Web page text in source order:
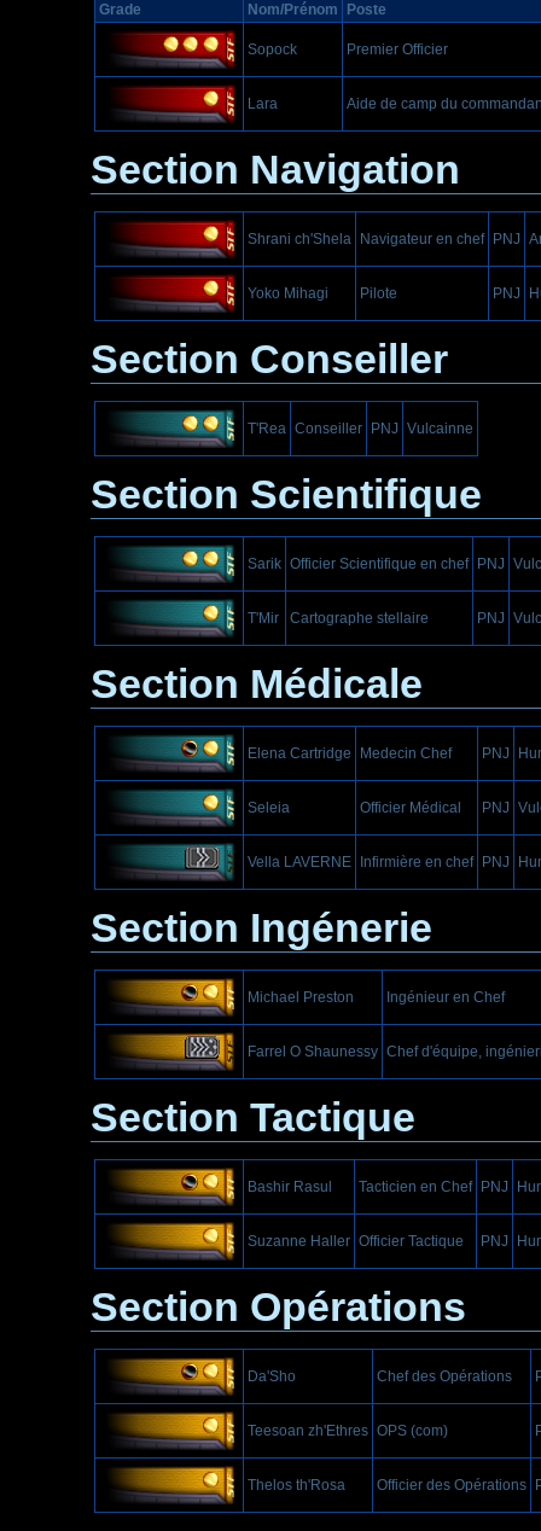
Grade Nom/Prénom Poste
Sopock Premier Officier
Lara Aide de camp du
Section Navigation
Shrani ch'Shela Navigateur en chef PNJ
Yoko Mihagi Pilote PNJ
Section Conseiller
T'Rea Conseiller PNJ Vulcainne
Section Scientifique
Sarik Officier Scientifique en chef PNJ
T'Mir Cartographe stellaire PNJ
Section Médicale
Elena Cartridge Medecin Chef PNJ
Seleia Officier Médical PNJ
Vella LAVERNE Infirmière en chef PNJ
Section Ingénerie
Michael Preston Ingénieur en Chef
Farrel O Shaunessy Chef d'équipe,
Section Tactique
Bashir Rasul Tacticien en Chef PNJ
Suzanne Haller Officier Tactique PNJ
Section Opérations
Da'Sho Chef des Opérations
Teesoan zh'Ethres OPS (com)
Thelos th'Rosa Officier des Opérations